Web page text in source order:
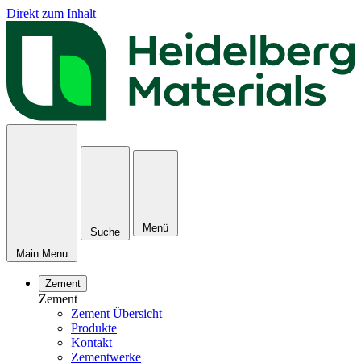
Direkt zum Inhalt
Main Menu
Suche Menü
Zement
Zement
Zement Übersicht
Produkte
Kontakt
Zementwerke